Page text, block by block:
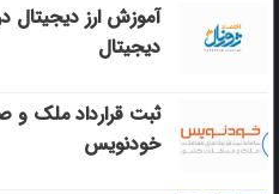
آموزش ارز دیجیتال
دیجیتال
ثبت قرارداد ملک و
خودنویس